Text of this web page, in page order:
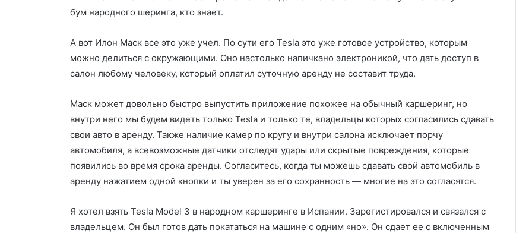
бум народного шеринга, кто знает.
А вот Илон Маск все это уже учел. По сути его Tesla это уже готовое устройство, которым
можно делиться с окружающими. Оно настолько напичкано электроникой, что дать доступ в
салон любому человеку, который оплатил суточную аренду не составит труда.
Маск может довольно быстро выпустить приложение похожее на обычный каршеринг, но
внутри него мы будем видеть только Tesla и только те, владельцы которых согласились сдавать
свои авто в аренду. Также наличие камер по кругу и внутри салона исключает порчу
автомобиля, а всевозможные датчики отследят удары или скрытые повреждения, которые
появились во время срока аренды. Согласитесь, когда ты можешь сдавать свой автомобиль в
аренду нажатием одной кнопки и ты уверен за его сохранность — многие на это согласятся.
Я хотел взять Tesla Model 3 в народном каршеринге в Испании. Зарегистировался и связался с
владельцем. Он был готов дать покататься на машине с одним «но». Он сдает ее с включенным